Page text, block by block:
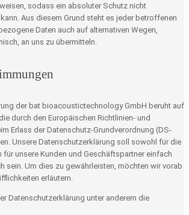
sodass ein absoluter Schutz nicht
Aus diesem Grund steht es jeder betroffenen
Daten auch auf alternativen Wegen,
an uns zu übermitteln.
der bat bioacoustictechnology GmbH beruht auf
durch den Europäischen Richtlinien- und
Erlass der Datenschutz-Grundverordnung (DS-
Unsere Datenschutzerklärung soll sowohl für die
unsere Kunden und Geschäftspartner einfach
sein. Um dies zu gewährleisten, möchten wir vorab
erläutern.
Datenschutzerklärung unter anderem die